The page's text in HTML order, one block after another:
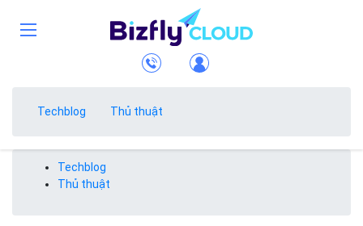
Techblog Thủ thuật
Techblog
Thủ thuật